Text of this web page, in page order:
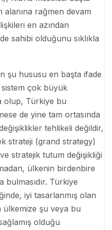
rağmen devam
en azından
sahibi olduğunu sıklıkla
şu hususu en başta ifade
çok büyük
olup, Türkiye bu
de yine tam ortasında
tehlikeli değildir,
strateji (grand strategy)
stratejik tutum değişikliği
ülkenin birdenbire
bulmasıdır. Türkiye
iyi tasarlanmış olan
ülkemize şu veya bu
olduğu